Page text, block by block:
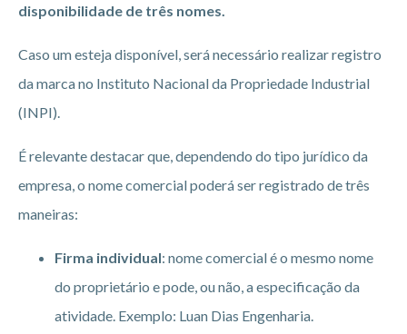
disponibilidade de três nomes.
Caso um esteja disponível, será necessário realizar registro
da marca no Instituto Nacional da Propriedade Industrial
(INPI).
É relevante destacar que, dependendo do tipo jurídico da
empresa, o nome comercial poderá ser registrado de três
maneiras:
Firma individual: nome comercial é o mesmo nome
do proprietário e pode, ou não, a especificação da
atividade. Exemplo: Luan Dias Engenharia.